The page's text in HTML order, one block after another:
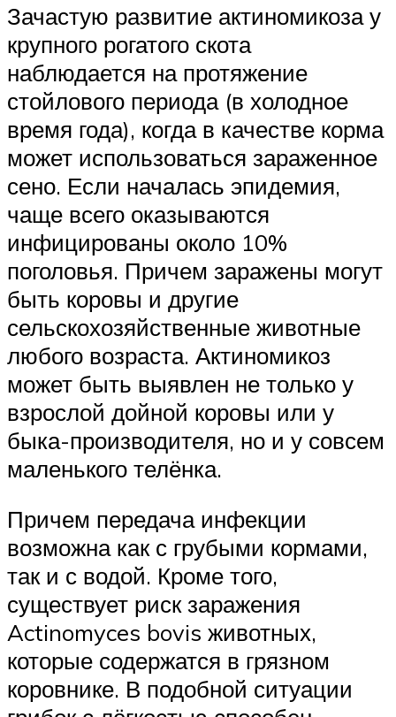
Зачастую развитие актиномикоза у
крупного рогатого скота
наблюдается на протяжение
стойлового периода (в холодное
время года), когда в качестве корма
может использоваться зараженное
сено. Если началась эпидемия,
чаще всего оказываются
инфицированы около 10%
поголовья. Причем заражены могут
быть коровы и другие
сельскохозяйственные животные
любого возраста. Актиномикоз
может быть выявлен не только у
взрослой дойной коровы или у
быка-производителя, но и у совсем
маленького телёнка.
Причем передача инфекции
возможна как с грубыми кормами,
так и с водой. Кроме того,
существует риск заражения
Actinomyces bovis животных,
которые содержатся в грязном
коровнике. В подобной ситуации